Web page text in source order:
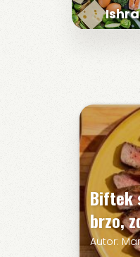
Biftek
brzo,
Autor: